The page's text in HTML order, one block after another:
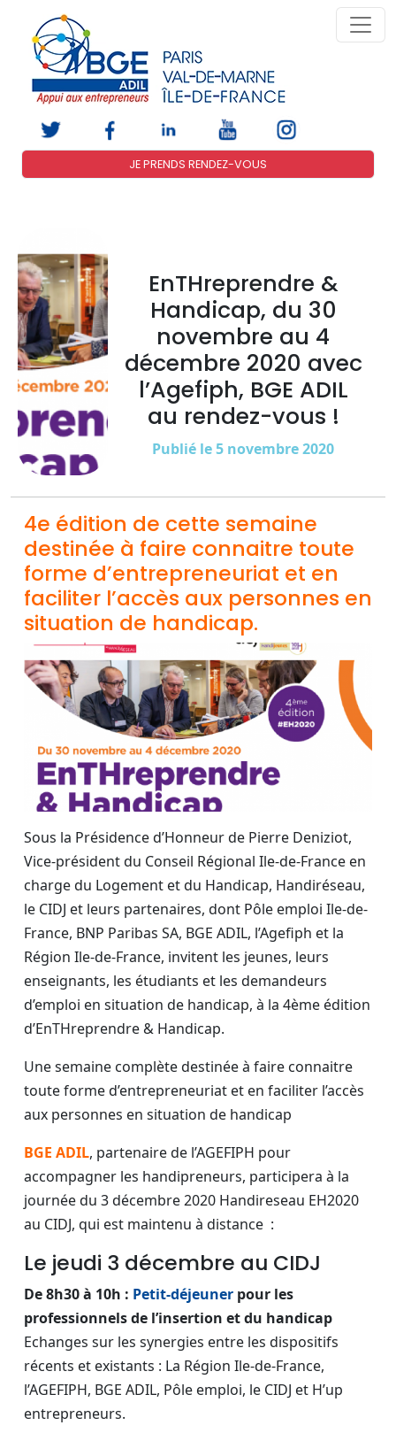
JE PRENDS RENDEZ-VOUS
EnTHreprendre &
Handicap, du 30
novembre au 4
décembre 2020 avec
l’Agefiph, BGE ADIL
au rendez-vous !
Publié le 5 novembre 2020
4e édition de cette semaine
destinée à faire connaitre toute
forme d’entrepreneuriat et en
faciliter l’accès aux personnes en
situation de handicap.
Sous la Présidence d’Honneur de Pierre Deniziot,
Vice-président du Conseil Régional Ile-de-France en
charge du Logement et du Handicap, Handiréseau,
le CIDJ et leurs partenaires, dont Pôle emploi Ile-de-
France, BNP Paribas SA, BGE ADIL, l’Agefiph et la
Région Ile-de-France, invitent les jeunes, leurs
enseignants, les étudiants et les demandeurs
d’emploi en situation de handicap, à la 4ème édition
d’EnTHreprendre & Handicap.
Une semaine complète destinée à faire connaitre
toute forme d’entrepreneuriat et en faciliter l’accès
aux personnes en situation de handicap
BGE ADIL, partenaire de l’AGEFIPH pour
accompagner les handipreneurs, participera à la
journée du 3 décembre 2020 Handireseau EH2020
au CIDJ, qui est maintenu à distance :
Le jeudi 3 décembre au CIDJ
De 8h30 à 10h : Petit-déjeuner pour les
professionnels de l’insertion et du handicap
Echanges sur les synergies entre les dispositifs
récents et existants : La Région Ile-de-France,
l’AGEFIPH, BGE ADIL, Pôle emploi, le CIDJ et H’up
entrepreneurs.